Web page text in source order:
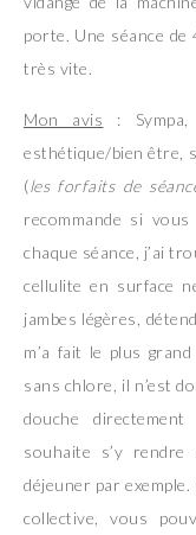
porte. Une séance de
très vite.
Mon avis :
esthétique/bien être,
(les forfaits de
recommande si
chaque séance, j’ai
cellulite en surface
jambes légères,
m’a fait le plus
sans chlore, il n’est
douche
souhaite s’y
déjeuner par
collective, vous